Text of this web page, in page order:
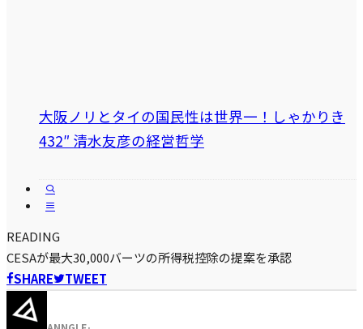
大阪ノリとタイの国民性は世界一！しゃかりき
432″ 清水友彦の経営哲学
READING
CESAが最大30,000バーツの所得税控除の提案を承認
SHARE
TWEET